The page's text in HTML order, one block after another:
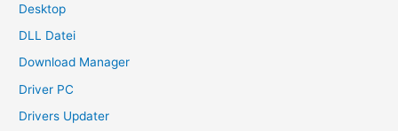
Desktop
DLL Datei
Download Manager
Driver PC
Drivers Updater